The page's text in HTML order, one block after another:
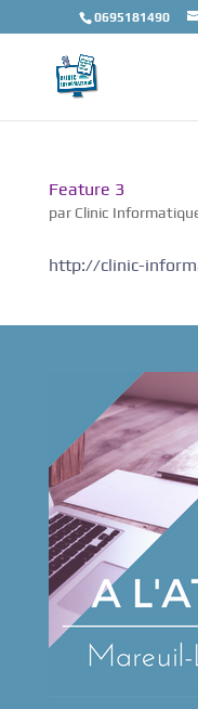
0695181490
Feature 3
par Clinic
http://clinic-